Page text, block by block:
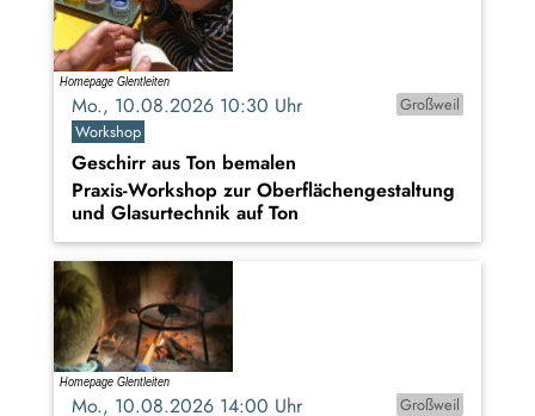
Mo., 10.08.2026 10:30 Uhr
Großweil
Workshop
Geschirr aus Ton bemalen
Praxis-Workshop zur Oberflächengestaltung
und Glasurtechnik auf Ton
Mo., 10.08.2026 14:00 Uhr Großweil